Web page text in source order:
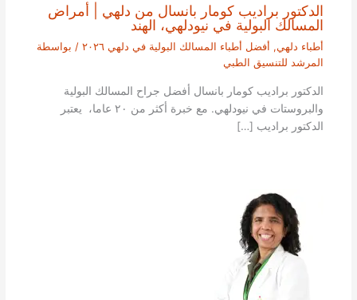
الدكتور براديب كومار بانسال من دلهي | أمراض
المسالك البولية في نيودلهي، الهند
أطباء دلهي, أفضل أطباء المسالك البولية في دلهي ٢٠٢٦
/ بواسطة
المرشد للتنسيق الطبي
الدكتور براديب كومار بانسال أفضل جراح المسالك البولية
والبروستات في نيودلهي. مع خبرة أكثر من ٢٠ عاما، يعتبر
الدكتور براديب […]